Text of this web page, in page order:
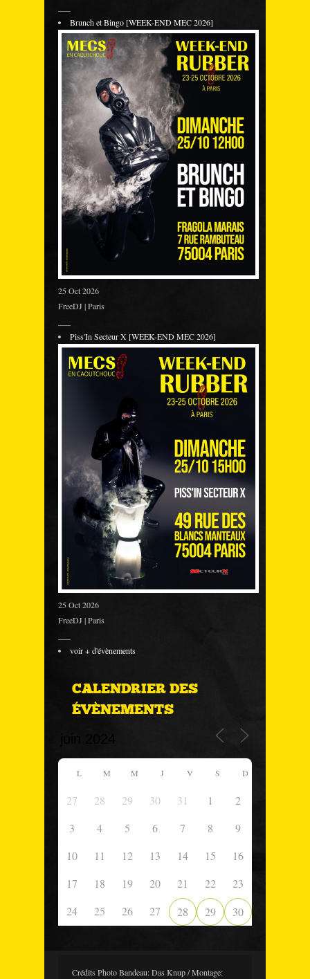
Brunch et Bingo [WEEK-END MEC 2026]
25 Oct 2026
FreeDJ | Paris
Piss'In Secteur X [WEEK-END MEC 2026]
25 Oct 2026
FreeDJ | Paris
voir + d'évènements
CALENDRIER DES
ÉVÈNEMENTS
L M M J V S D
27 28 29 30 31 1
2
3
4 5 6 7 8
9
10
11 12 13 14 15
16
17
18 19 20 21 22
23
24
25 26 27 28 29 30
Crédits Photo Bandeau: Das Knup / Montage: